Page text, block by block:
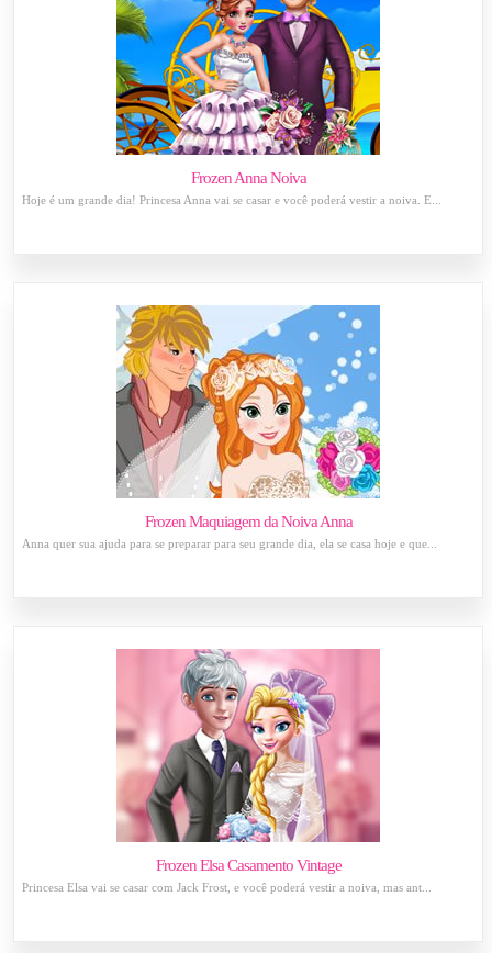
Frozen Anna Noiva
Hoje é um grande dia! Princesa Anna vai se casar e você poderá vestir a noiva. E...
Frozen Maquiagem da Noiva Anna
Anna quer sua ajuda para se preparar para seu grande dia, ela se casa hoje e que...
Frozen Elsa Casamento Vintage
Princesa Elsa vai se casar com Jack Frost, e você poderá vestir a noiva, mas ant...